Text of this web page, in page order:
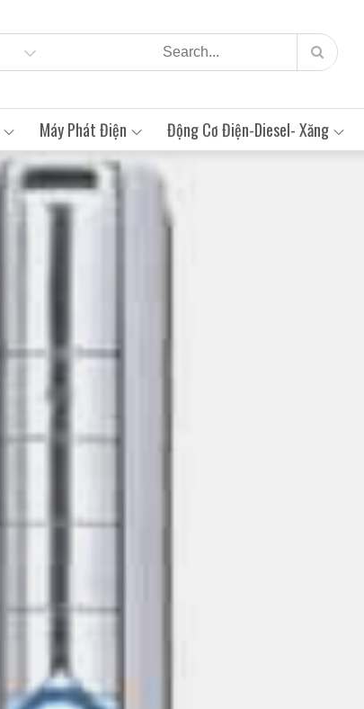
Máy Phát Điện Động Cơ Điện-Diesel- Xăng